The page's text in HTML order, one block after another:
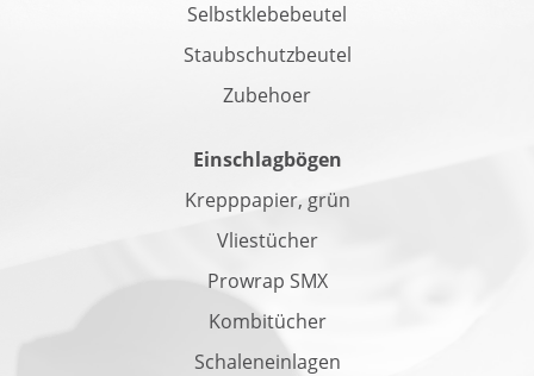
Selbstklebebeutel
Staubschutzbeutel
Zubehoer
Einschlagbögen
Krepppapier, grün
Vliestücher
Prowrap SMX
Kombitücher
Schaleneinlagen